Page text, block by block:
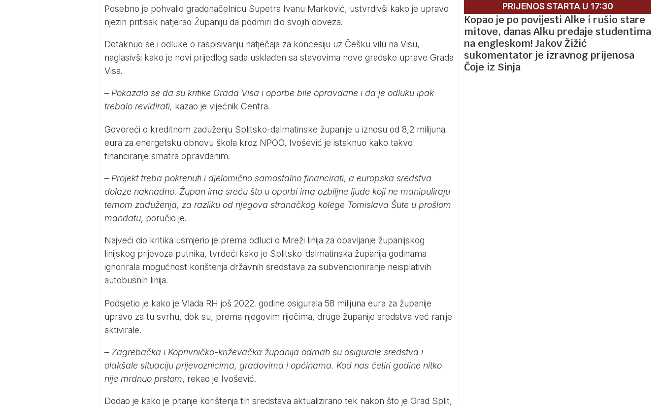
Posebno je pohvalio gradonačelnicu Supetra Ivanu Marković, ustvrdivši kako je upravo
njezin pritisak natjerao Županiju da podmiri dio svojih obveza.
Dotaknuo se i odluke o raspisivanju natječaja za koncesiju uz Češku vilu na Visu,
naglasivši kako je novi prijedlog sada usklađen sa stavovima nove gradske uprave Grada
Visa.
– Pokazalo se da su kritike Grada Visa i oporbe bile opravdane i da je odluku ipak
trebalo revidirati, kazao je vijećnik Centra.
Govoreći o kreditnom zaduženju Splitsko-dalmatinske županije u iznosu od 8,2 milijuna
eura za energetsku obnovu škola kroz NPOO, Ivošević je istaknuo kako takvo
financiranje smatra opravdanim.
– Projekt treba pokrenuti i djelomično samostalno financirati, a europska sredstva
dolaze naknadno. Župan ima sreću što u oporbi ima ozbiljne ljude koji ne manipuliraju
temom zaduženja, za razliku od njegova stranačkog kolege Tomislava Šute u prošlom
mandatu, poručio je.
Najveći dio kritika usmjerio je prema odluci o Mreži linija za obavljanje županijskog
linijskog prijevoza putnika, tvrdeći kako je Splitsko-dalmatinska županija godinama
ignorirala mogućnost korištenja državnih sredstava za subvencioniranje neisplativih
autobusnih linija.
Podsjetio je kako je Vlada RH još 2022. godine osigurala 58 milijuna eura za županije
upravo za tu svrhu, dok su, prema njegovim riječima, druge županije sredstva već ranije
aktivirale.
– Zagrebačka i Koprivničko-križevačka županija odmah su osigurale sredstva i
olakšale situaciju prijevoznicima, gradovima i općinama. Kod nas četiri godine nitko
nije mrdnuo prstom, rekao je Ivošević.
Dodao je kako je pitanje korištenja tih sredstava aktualizirano tek nakon što je Grad Split,
PRIJENOS STARTA U 17:30
Kopao je po povijesti Alke i rušio stare
mitove, danas Alku predaje studentima
na engleskom! Jakov Žižić
sukomentator je izravnog prijenosa
Čoje iz Sinja